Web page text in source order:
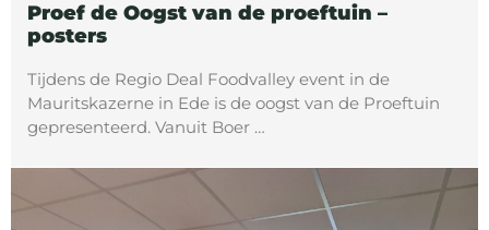
Proef de Oogst van de proeftuin –
posters
Tijdens de Regio Deal Foodvalley event in de
Mauritskazerne in Ede is de oogst van de Proeftuin
gepresenteerd. Vanuit Boer …